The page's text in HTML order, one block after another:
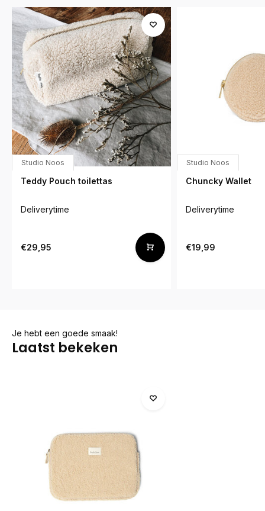
Studio Noos
Teddy Pouch toilettas
Deliverytime
€29,95
Studio Noos
Chuncky Wallet
Deliverytime
€19,99
Je hebt een goede smaak!
Laatst bekeken